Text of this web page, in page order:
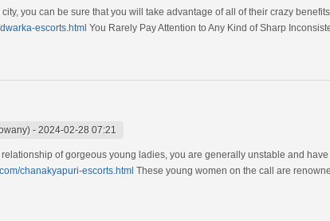
you can be sure that you will take advantage of all of their crazy
escorts.html You Rarely Pay Attention to Any Kind of Sharp
- 2024-02-28 07:21
of gorgeous young ladies, you are generally unstable and
chanakyapuri-escorts.html These young women on the call are